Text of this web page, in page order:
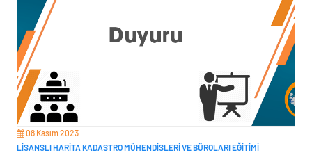
08 Kasım 2023
LİSANSLI HARİTA KADASTRO MÜHENDİSLERİ VE BÜROLARI EĞİTİMİ